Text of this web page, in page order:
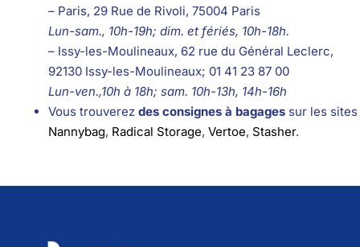
– Paris, 29 Rue de Rivoli, 75004 Paris
Lun-sam., 10h-19h; dim. et fériés, 10h-18h.
– Issy-les-Moulineaux, 62 rue du Général Leclerc,
92130 Issy-les-Moulineaux; 01 41 23 87 00
Lun-ven.,10h à 18h; sam. 10h-13h, 14h-16h
Vous trouverez des consignes à bagages sur les sites
Nannybag, Radical Storage, Vertoe, Stasher.